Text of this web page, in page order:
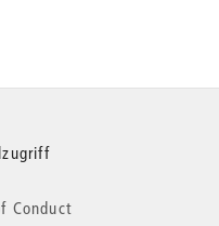
Conduct